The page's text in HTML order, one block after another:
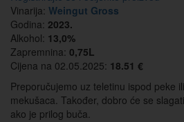
Vinarija: Weingut Gross
Godina: 2023.
Alkohol: 13,0%
Zapremnina: 0,75L
Cijena na 02.05.2025: 18.51 €
Preporučujemo uz teletinu ispod peke
mekušaca. Također, dobro će se
ako je prilog buča.